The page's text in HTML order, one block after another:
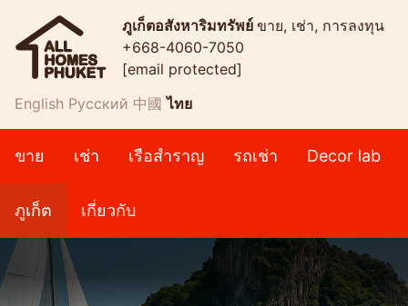
ภูเก็ตอสังหาริมทรัพย์ ขาย, เช่า, การลงทุน
+668-4060-7050
[email protected]
English Русский 中國 ไทย
ขาย เช่า เรือสำราญ รถเช่า Decor lab
ภูเก็ต เกี่ยวกับ